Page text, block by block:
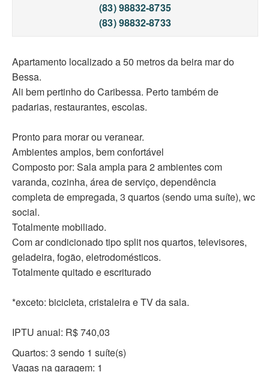
(83) 98832-8735
(83) 98832-8733
Apartamento localizado a 50 metros da beira mar do
Bessa.
Ali bem pertinho do Caribessa. Perto também de
padarias, restaurantes, escolas.
Pronto para morar ou veranear.
Ambientes amplos, bem confortável
Composto por: Sala ampla para 2 ambientes com
varanda, cozinha, área de serviço, dependência
completa de empregada, 3 quartos (sendo uma suíte), wc
social.
Totalmente mobiliado.
Com ar condicionado tipo split nos quartos, televisores,
geladeira, fogão, eletrodomésticos.
Totalmente quitado e escriturado
*exceto: bicicleta, cristaleira e TV da sala.
IPTU anual: R$ 740,03
Quartos: 3 sendo 1 suíte(s)
Vagas na garagem: 1